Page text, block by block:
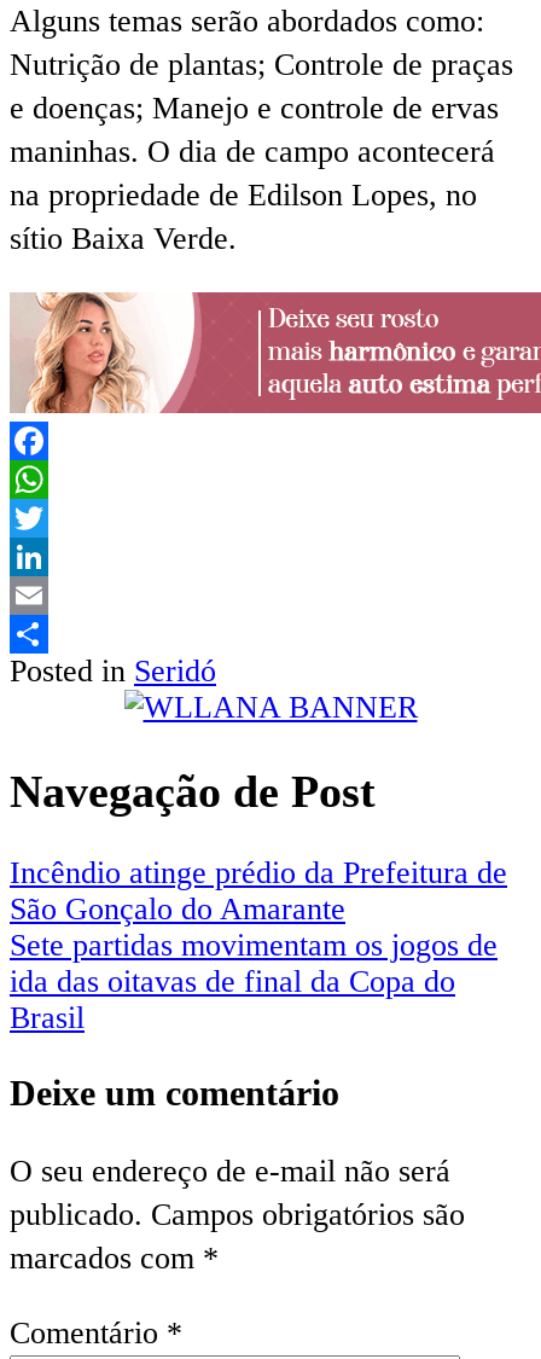
Alguns temas serão abordados como:
Nutrição de plantas; Controle de praças
e doenças; Manejo e controle de ervas
maninhas. O dia de campo acontecerá
na propriedade de Edilson Lopes, no
sítio Baixa Verde.
Facebook
WhatsApp
Twitter
LinkedIn
Email
Share
Posted in Seridó
Navegação de Post
Incêndio atinge prédio da Prefeitura de
São Gonçalo do Amarante
Sete partidas movimentam os jogos de
ida das oitavas de final da Copa do
Brasil
Deixe um comentário
O seu endereço de e-mail não será
publicado. Campos obrigatórios são
marcados com *
Comentário *